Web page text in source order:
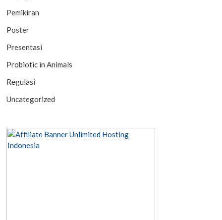
Pemikiran
Poster
Presentasi
Probiotic in Animals
Regulasi
Uncategorized